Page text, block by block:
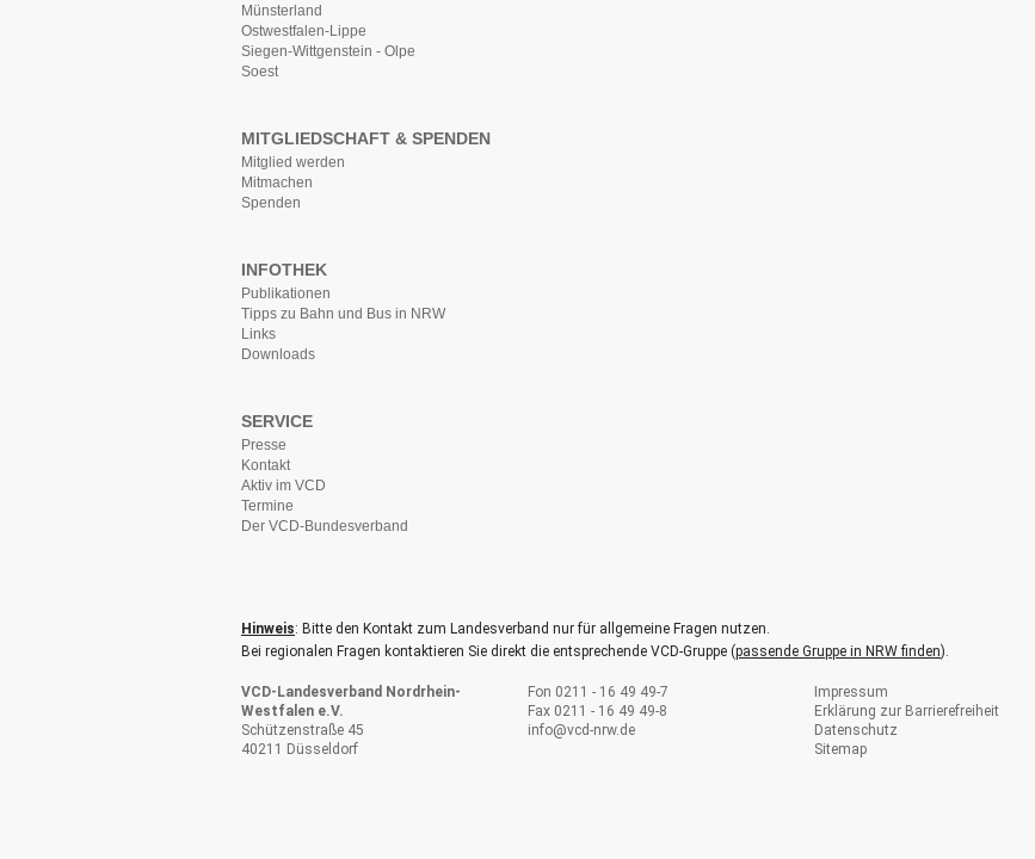
Münsterland
Ostwestfalen-Lippe
Siegen-Wittgenstein - Olpe
Soest
MITGLIEDSCHAFT & SPENDEN
Mitglied werden
Mitmachen
Spenden
INFOTHEK
Publikationen
Tipps zu Bahn und Bus in NRW
Links
Downloads
SERVICE
Presse
Kontakt
Aktiv im VCD
Termine
Der VCD-Bundesverband
Hinweis: Bitte den Kontakt zum Landesverband nur für allgemeine Fragen nutzen.
Bei regionalen Fragen kontaktieren Sie direkt die entsprechende VCD-Gruppe (passende Gruppe in NRW finden).
VCD-Landesverband Nordrhein-
Westfalen e.V.
Schützenstraße 45
40211 Düsseldorf
Fon 0211 - 16 49 49-7
Fax 0211 - 16 49 49-8
info@vcd-nrw.de
Impressum
Erklärung zur Barrierefreiheit
Datenschutz
Sitemap